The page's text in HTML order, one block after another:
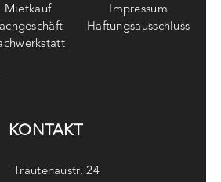
Mietkauf
Impressum
Haftungsausschluss
KONTAKT
Trautenaustr. 24